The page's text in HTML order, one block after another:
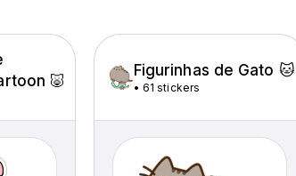
🐷
Figurinhas de Gato 🐱
• 61 stickers